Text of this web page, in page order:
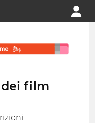
dei film